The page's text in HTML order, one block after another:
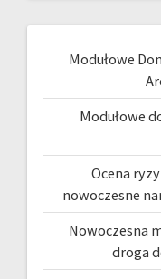
Modułowe
Modułowe
Ocena
nowoczesne
Nowoczesna
droga